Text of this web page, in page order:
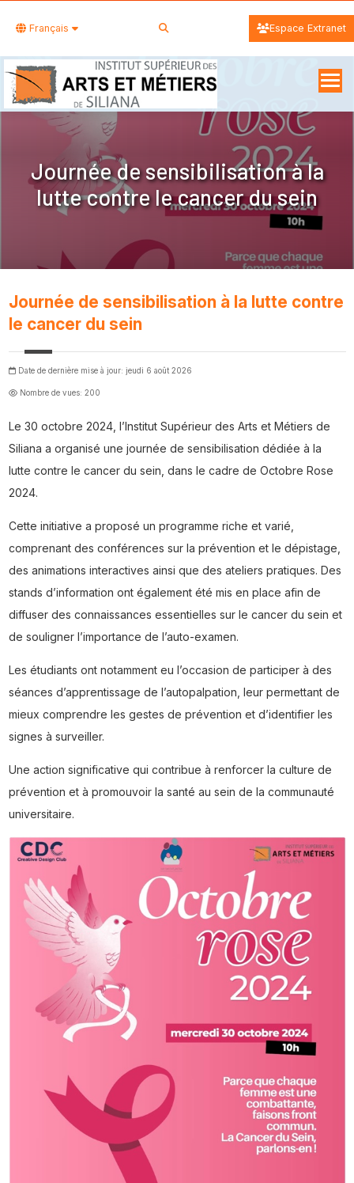
Français Espace Extranet
Journée de sensibilisation à la
lutte contre le cancer du sein
Journée de sensibilisation à la lutte contre
le cancer du sein
Date de dernière mise à jour: jeudi 6 août 2026
Nombre de vues: 200
Le 30 octobre 2024, l’Institut Supérieur des Arts et Métiers de
Siliana a organisé une journée de sensibilisation dédiée à la
lutte contre le cancer du sein, dans le cadre de Octobre Rose
2024.
Cette initiative a proposé un programme riche et varié,
comprenant des conférences sur la prévention et le dépistage,
des animations interactives ainsi que des ateliers pratiques. Des
stands d’information ont également été mis en place afin de
diffuser des connaissances essentielles sur le cancer du sein et
de souligner l’importance de l’auto-examen.
Les étudiants ont notamment eu l’occasion de participer à des
séances d’apprentissage de l’autopalpation, leur permettant de
mieux comprendre les gestes de prévention et d’identifier les
signes à surveiller.
Une action significative qui contribue à renforcer la culture de
prévention et à promouvoir la santé au sein de la communauté
universitaire.